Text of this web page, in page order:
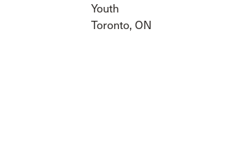
Youth
Toronto, ON